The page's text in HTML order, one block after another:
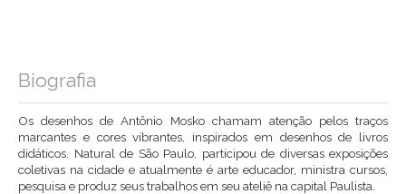
Biografia
Os desenhos de Antônio Mosko chamam atenção pelos traços
marcantes e cores vibrantes, inspirados em desenhos de livros
didáticos. Natural de São Paulo, participou de diversas exposições
coletivas na cidade e atualmente é arte educador, ministra cursos,
pesquisa e produz seus trabalhos em seu ateliê na capital Paulista.